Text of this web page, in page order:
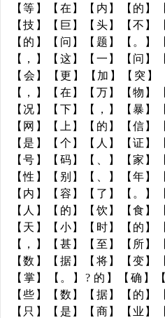
【等】【在】【内】【的】
【技】【巨】【头】【不】
【的】【问】【题】【。】
【，】【这】【一】【问】
【会】【更】【加】【突】
【，】【在】【万】【物】
【况】【下】【，】【暴】
【网】【上】【的】【信】
【是】【个】【人】【证】
【号】【码】【、】【家】
【性】【别】【、】【年】
【内】【容】【了】【。】
【人】【的】【饮】【食】
【天】【小】【时】【的】
【，】【甚】【至】【所】
【数】【据】【将】【变】
【掌】【。】? 的】【确】
【些】【数】【据】【的】
【只】【是】【商】【业】